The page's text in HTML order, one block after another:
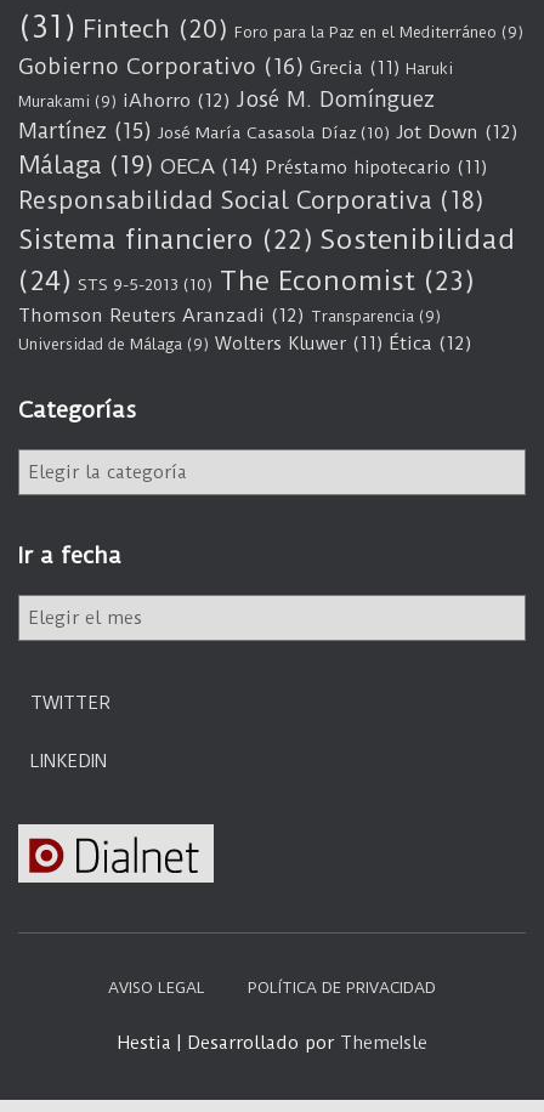
(31) Fintech (20) Foro para la Paz en el Mediterráneo (9)
Gobierno Corporativo (16) Grecia (11) Haruki
Murakami (9) iAhorro (12) José M. Domínguez
Martínez (15) José María Casasola Díaz(10) Jot Down (12)
Málaga (19) OECA (14) Préstamo hipotecario (11)
Responsabilidad Social Corporativa (18)
Sistema financiero (22) Sostenibilidad
(24) STS 9-5-2013 (10) The Economist (23)
Thomson Reuters Aranzadi (12) Transparencia (9)
Universidad de Málaga (9) Wolters Kluwer (11) Ética (12)
Categorías
e
g
o
Ir a fecha
TWITTER
LINKEDIN
AVISO LEGAL POLÍTICA DE PRIVACIDAD
Hestia | Desarrollado por ThemeIsle